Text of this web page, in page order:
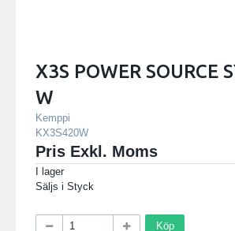
X3S POWER SOURCE
W
Kemppi
KX3S420W
Pris Exkl. Moms
I lager
Säljs i Styck
Köp